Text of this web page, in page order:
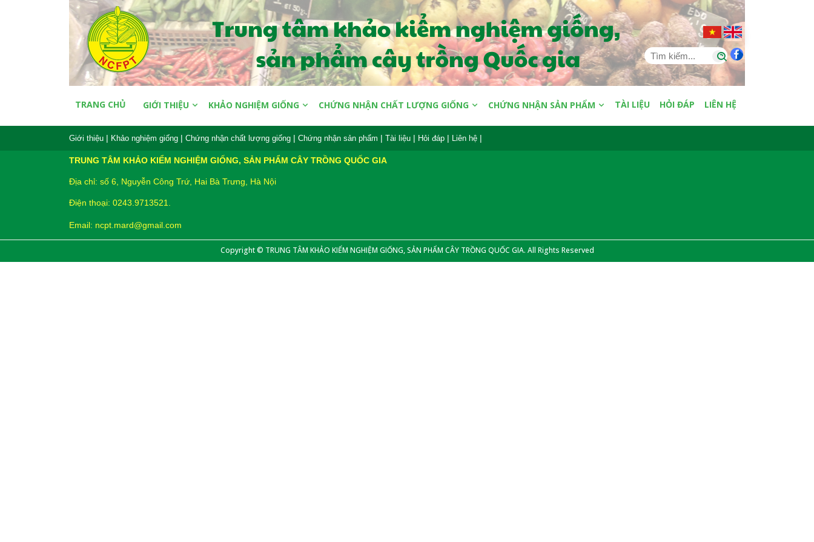
TRANG CHỦ GIỚI THIỆU KHẢO NGHIỆM GIỐNG CHỨNG NHẬN CHẤT LƯỢNG GIỐNG CHỨNG NHẬN SẢN PHẨM TÀI LIỆU HỎI ĐÁP LIÊN HỆ
Giới thiệu | Khảo nghiệm giống | Chứng nhận chất lượng giống | Chứng nhận sản phẩm | Tài liệu | Hỏi đáp | Liên hệ |
TRUNG TÂM KHẢO KIỂM NGHIỆM GIỐNG, SẢN PHẨM CÂY TRỒNG QUỐC GIA
Địa chỉ: số 6, Nguyễn Công Trứ, Hai Bà Trưng, Hà Nội
Điện thoại: 0243.9713521.
Email: ncpt.mard@gmail.com
Copyright © TRUNG TÂM KHẢO KIỂM NGHIỆM GIỐNG, SẢN PHẨM CÂY TRỒNG QUỐC GIA. All Rights Reserved